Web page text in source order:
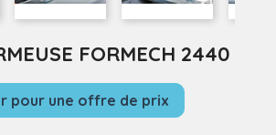
FORMECH 2440
pour une offre de prix